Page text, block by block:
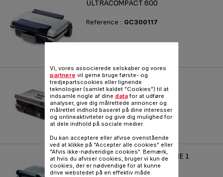
ULTRACOMPACT 600
Reference : GC300117
ULTRACOMPACT COMFORT
Maksimal tilberedningsflade
Reference :GC301512
COMFORT TYPE 6696I SERIE 1
600 cm2 tilberedningsflade!
Vi, vores associerede selskaber og vores
partnere vil gerne bruge første- og
tredjepartscookies eller lignende
teknologier (samlet kaldet "Cookies") til at
indsamle nogle af dine datafor at udføre
analyser, give dig målrettede annoncer og
målrettet indhold baseret på dine interesser
og onlineaktiviteter og give dig mulighed for
at dele indhold på sociale medier.
Du kan acceptere eller afvise ovenstående
ved at klikke på "Accepter alle cookies" eller
"Afvis ikke-nødvendige cookies". Bemærk,
at hvis du afviser cookies, bruger vi kun de
cookies, der er nødvendige for at kunne
drive webstedet på en effektiv måde.